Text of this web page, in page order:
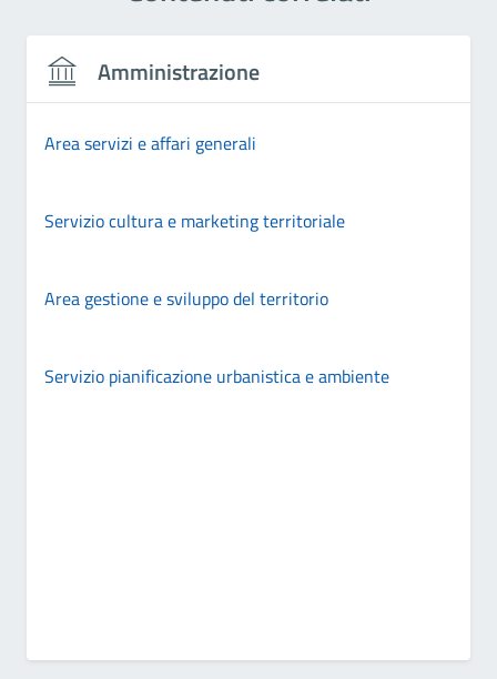
Amministrazione
Area servizi e affari generali
Servizio cultura e marketing territoriale
Area gestione e sviluppo del territorio
Servizio pianificazione urbanistica e ambiente